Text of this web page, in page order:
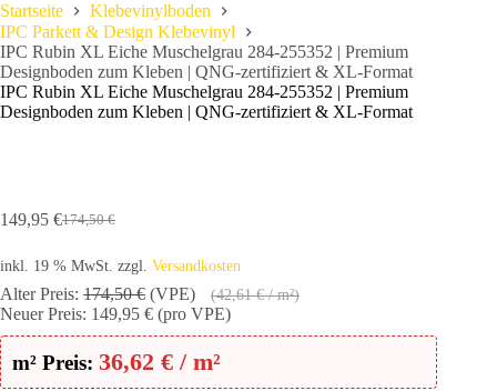
Startseite
Klebevinylboden
IPC Parkett & Design Klebevinyl
IPC Rubin XL Eiche Muschelgrau 284-255352 | Premium
Designboden zum Kleben | QNG-zertifiziert & XL-Format
IPC Rubin XL Eiche Muschelgrau 284-255352 | Premium
Designboden zum Kleben | QNG-zertifiziert & XL-Format
174,50€
Ursprünglicher
war:
174,50 €
149,95 €Aktueller
ist:
149,95 €.
inkl. 19 % MwSt. zzgl. Versandkosten
Alter Preis: 174,50€ (VPE) (42,61€/ m²)
Neuer Preis: 149,95 € (pro VPE)
m² Preis: 36,62 € / m²